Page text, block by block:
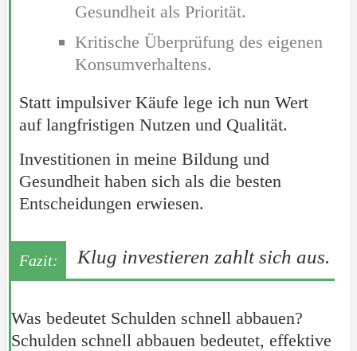
Gesundheit als Priorität.
Kritische Überprüfung des eigenen
Konsumverhaltens.
Statt impulsiver Käufe lege ich nun Wert
auf langfristigen Nutzen und Qualität.
Investitionen in meine Bildung und
Gesundheit haben sich als die besten
Entscheidungen erwiesen.
Klug investieren zahlt sich aus.
Was bedeutet Schulden schnell abbauen?
Schulden schnell abbauen bedeutet, effektive